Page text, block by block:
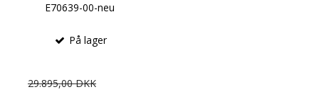
E70639-00-neu
På lager
29.895,00 DKK